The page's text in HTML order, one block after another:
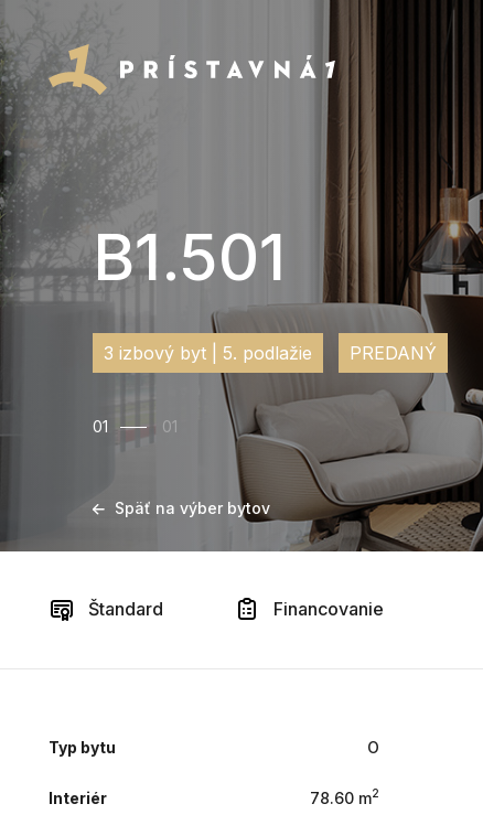
B1.501
3 izbový byt | 5. podlažie PREDANÝ
01 01
Späť na výber bytov
Štandard Financovanie
Typ bytu O
Interiér 78.60 m2